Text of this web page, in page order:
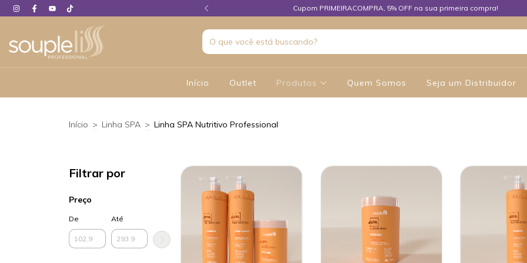
até 06X sem juros Cupom PRIMEIRACOMPRA, 5% OFF na sua primeira compra!
Início Outlet Produtos Quem Somos Seja um Distribuidor
Início > Linha SPA > Linha SPA Nutritivo Professional
Filtrar por
Preço
De Até